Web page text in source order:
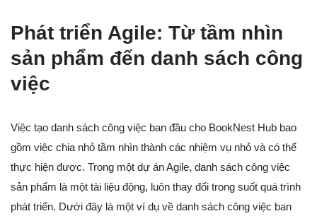
Phát triển Agile: Từ tầm nhìn
sản phẩm đến danh sách công
việc
Việc tạo danh sách công việc ban đầu cho BookNest Hub bao
gồm việc chia nhỏ tầm nhìn thành các nhiệm vụ nhỏ và có thể
thực hiện được. Trong một dự án Agile, danh sách công việc
sản phẩm là một tài liệu động, luôn thay đổi trong suốt quá trình
phát triển. Dưới đây là một ví dụ về danh sách công việc ban